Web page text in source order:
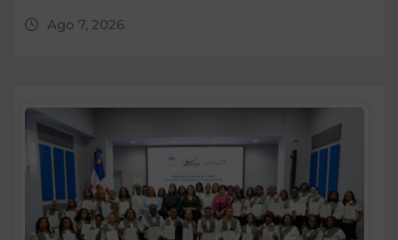
Ago 7, 2026